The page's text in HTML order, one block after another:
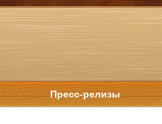
Пресс-релизы